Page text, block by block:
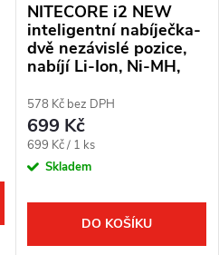
NITECORE i2 NEW
inteligentní nabíječka-
dvě nezávislé pozice,
nabíjí Li-Ion, Ni-MH,
578 Kč bez DPH
699 Kč
Měrná
cena:
699 Kč / 1 ks
Skladem
DO KOŠÍKU